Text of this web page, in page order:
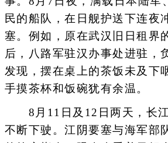
民的船队，在日舰护送下连夜
塞。例如，原在武汉旧日租界
后，八路军驻汉办事处进驻，
发现，摆在桌上的茶饭未及下
手摸茶杯和饭碗犹有余温。
8月11日及12日两天，长江
不断下驶。江阴要塞与海军部